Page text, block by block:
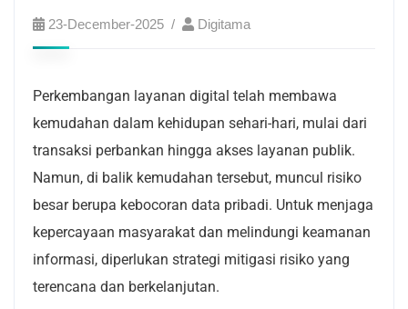
23-December-2025 Digitama
Perkembangan layanan digital telah membawa
kemudahan dalam kehidupan sehari-hari, mulai dari
transaksi perbankan hingga akses layanan publik.
Namun, di balik kemudahan tersebut, muncul risiko
besar berupa kebocoran data pribadi. Untuk menjaga
kepercayaan masyarakat dan melindungi keamanan
informasi, diperlukan strategi mitigasi risiko yang
terencana dan berkelanjutan.